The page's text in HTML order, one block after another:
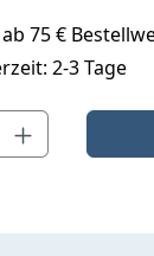
75 €
2-3 Tage
Wert ein